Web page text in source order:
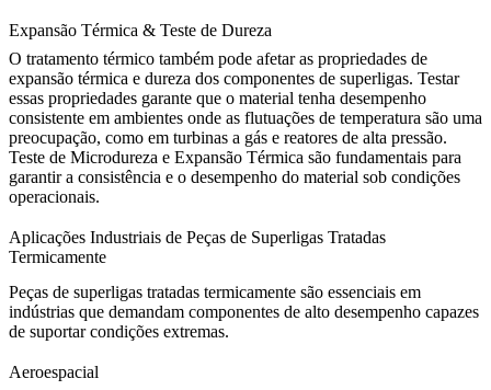
Expansão Térmica & Teste de Dureza
O tratamento térmico também pode afetar as propriedades de
expansão térmica e dureza dos componentes de superligas. Testar
essas propriedades garante que o material tenha desempenho
consistente em ambientes onde as flutuações de temperatura são uma
preocupação, como em turbinas a gás e reatores de alta pressão.
Teste de Microdureza e Expansão Térmica são fundamentais para
garantir a consistência e o desempenho do material sob condições
operacionais.
Aplicações Industriais de Peças de Superligas Tratadas
Termicamente
Peças de superligas tratadas termicamente são essenciais em
indústrias que demandam componentes de alto desempenho capazes
de suportar condições extremas.
Aeroespacial